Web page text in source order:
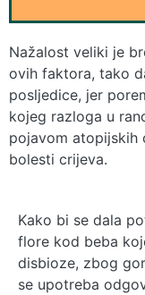
Nažalost veliki je
ovih faktora, tako
posljedice, jer
kojeg razloga u
pojavom atopijskih
bolesti crijeva.
Kako bi se dala
flore kod beba
disbioze, zbog
se upotreba